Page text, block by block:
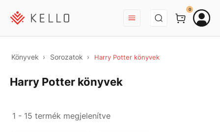
BEJELENTKEZÉS
0
Könyvek Sorozatok Harry Potter könyvek
Harry Potter könyvek
1 - 15 termék megjelenítve